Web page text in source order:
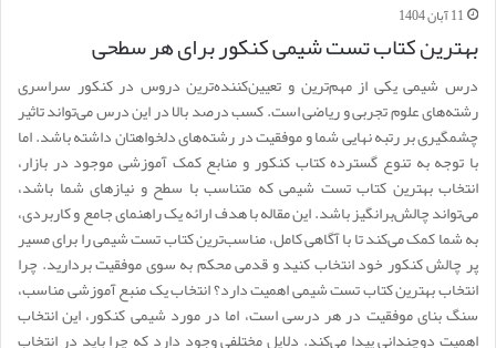
11 آبان 1404
بهترین کتاب تست شیمی کنکور برای هر سطحی
درس شیمی یکی از مهم‌ترین و تعیین‌کننده‌ترین دروس در کنکور سراسری
رشته‌های علوم تجربی و ریاضی است. کسب درصد بالا در این درس می‌تواند تاثیر
چشمگیری بر رتبه نهایی شما و موفقیت در رشته‌های دلخواهتان داشته باشد. اما
با توجه به تنوع گسترده کتاب کنکور و منابع کمک آموزشی موجود در بازار،
انتخاب بهترین کتاب تست شیمی که متناسب با سطح و نیازهای شما باشد،
می‌تواند چالش‌برانگیز باشد. این مقاله با هدف ارائه یک راهنمای جامع و کاربردی،
به شما کمک می‌کند تا با آگاهی کامل، مناسب‌ترین کتاب تست شیمی را برای مسیر
پر چالش کنکور خود انتخاب کنید و قدمی محکم به سوی موفقیت بردارید. چرا
انتخاب بهترین کتاب تست شیمی اهمیت دارد؟ انتخاب یک منبع آموزشی مناسب،
سنگ بنای موفقیت در هر درسی است، اما در مورد شیمی کنکور، این انتخاب
اهمیت دوچندانی پیدا می‌کند. دلایل مختلفی وجود دارد که چرا باید در انتخاب